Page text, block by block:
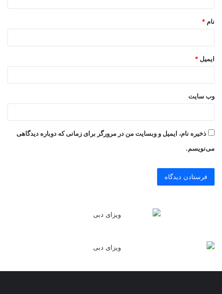
*
نام *
ایمیل *
وب‌ سایت
ذخیره نام، ایمیل و وبسایت من در مرورگر برای زمانی که دوباره دیدگاهی
می‌نویسم.